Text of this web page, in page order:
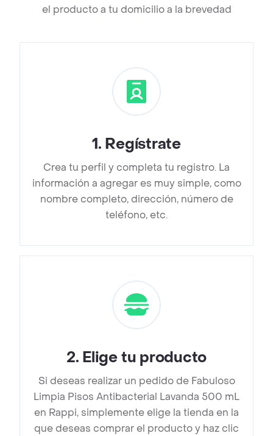
el producto a tu domicilio a la brevedad
1. Regístrate
Crea tu perfil y completa tu registro. La
información a agregar es muy simple, como
nombre completo, dirección, número de
teléfono, etc.
2. Elige tu producto
Si deseas realizar un pedido de Fabuloso
Limpia Pisos Antibacterial Lavanda 500 mL
en Rappi, simplemente elige la tienda en la
que deseas comprar el producto y haz clic